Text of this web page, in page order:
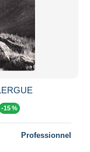
-15 %
Professionnel